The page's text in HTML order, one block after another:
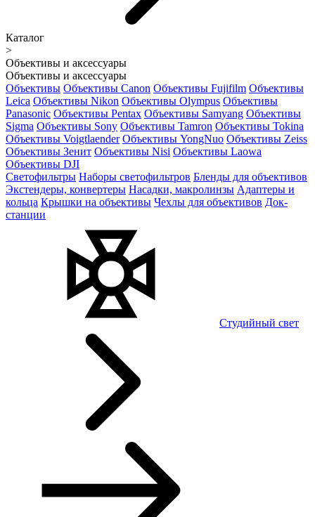
Каталог
>
Объективы и аксессуары
Объективы и аксессуары
Объективы Объективы Canon Объективы Fujifilm Объективы
Leica Объективы Nikon Объективы Olympus Объективы
Panasonic Объективы Pentax Объективы Samyang Объективы
Sigma Объективы Sony Объективы Tamron Объективы Tokina
Объективы Voigtlaender Объективы YongNuo Объективы Zeiss
Объективы Зенит Объективы Nisi Объективы Laowa
Объективы DJI
Светофильтры Наборы светофильтров Бленды для объективов
Экстендеры, конвертеры Насадки, макролинзы Адаптеры и
кольца Крышки на объективы Чехлы для объективов Док-
станции
Студийный свет